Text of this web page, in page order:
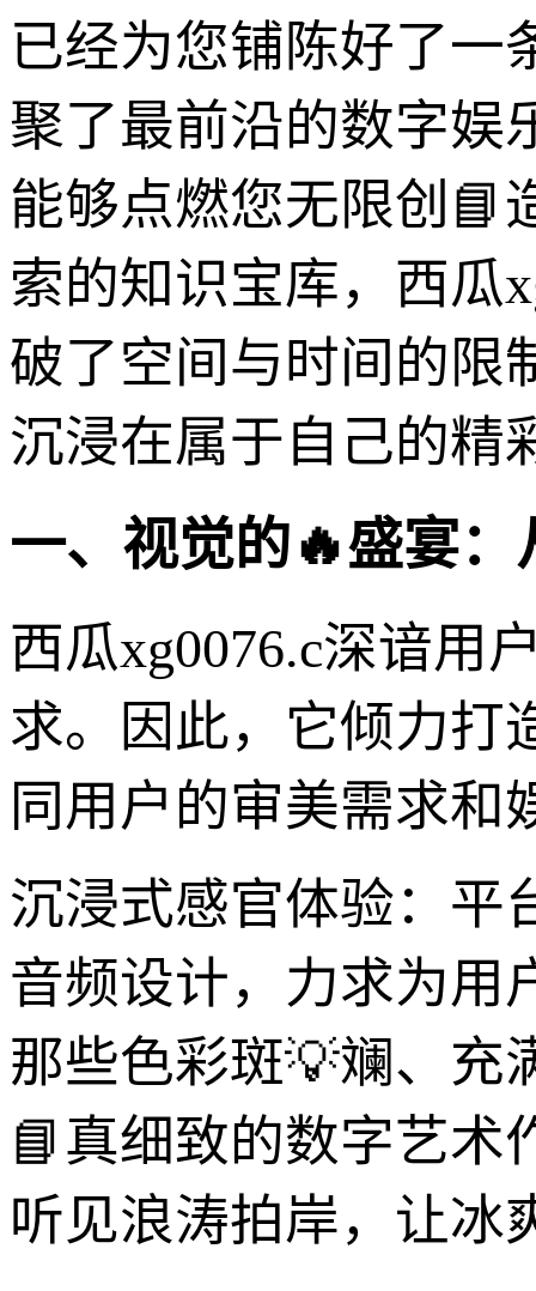
已经为您铺陈好了一
聚了最前沿的数字娱
能够点燃您无限创📘
索的知识宝库，西瓜
破了空间与时间的限
沉浸在属于自己的精
一、视觉的🔥盛宴
西瓜xg0076.c深谙用
求。因此，它倾力打
同用户的审美需求和
沉浸式感官体验：平
音频设计，力求为用
那些色彩斑💡斓、充
📘真细致的数字艺术
听见浪涛拍岸，让冰